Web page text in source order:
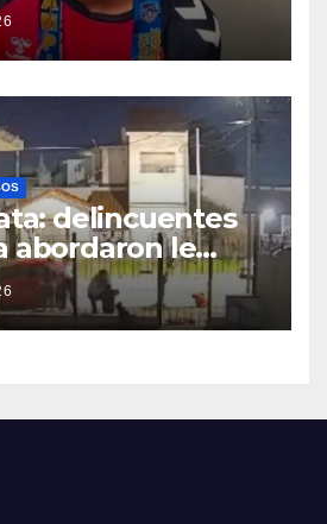
una prisión de
delincuentes
abordaron le
a una mujer y
a su nieta